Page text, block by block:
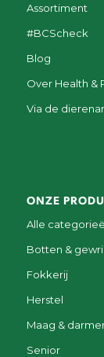
Assortiment
#BCScheck
Blog
Over Health &
Via de
ONZE
Alle
Botten &
Fokkerij
Herstel
Maag &
Senior